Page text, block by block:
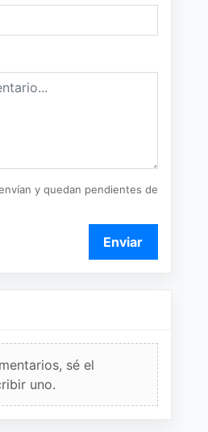
y quedan pendientes de
Enviar
sé el
uno.